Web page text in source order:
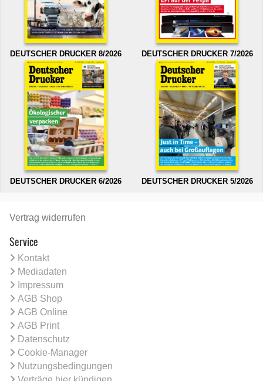
DEUTSCHER DRUCKER 8/2026 DEUTSCHER DRUCKER 7/2026
DEUTSCHER DRUCKER 6/2026 DEUTSCHER DRUCKER 5/2026
Vertrag widerrufen
Service
Kontakt
Mediadaten
Impressum
AGB Shop
AGB Online
AGB Print
Datenschutz
Cookie-Manager
Nutzungsbedingungen